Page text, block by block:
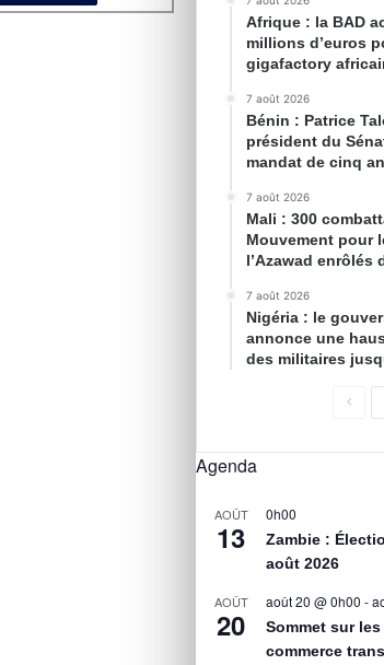
Afrique : la BAD
millions d’euros
gigafactory
7 août 2026
Bénin : Patrice
président du
mandat de cinq
7 août 2026
Mali : 300
Mouvement pour
l’Azawad enrôlés
7 août 2026
Nigéria : le
annonce une
des militaires
Agenda
AOÛT
13
0h00
Zambie :
août 2026
AOÛT
20
août 20 @ 0h00 -
Sommet sur
commerce